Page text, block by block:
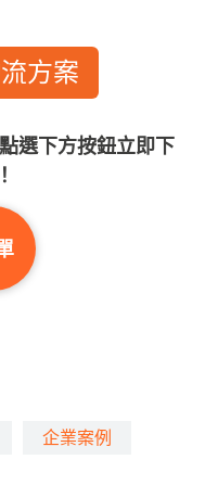
方案
選下方按鈕立即下
企業案例